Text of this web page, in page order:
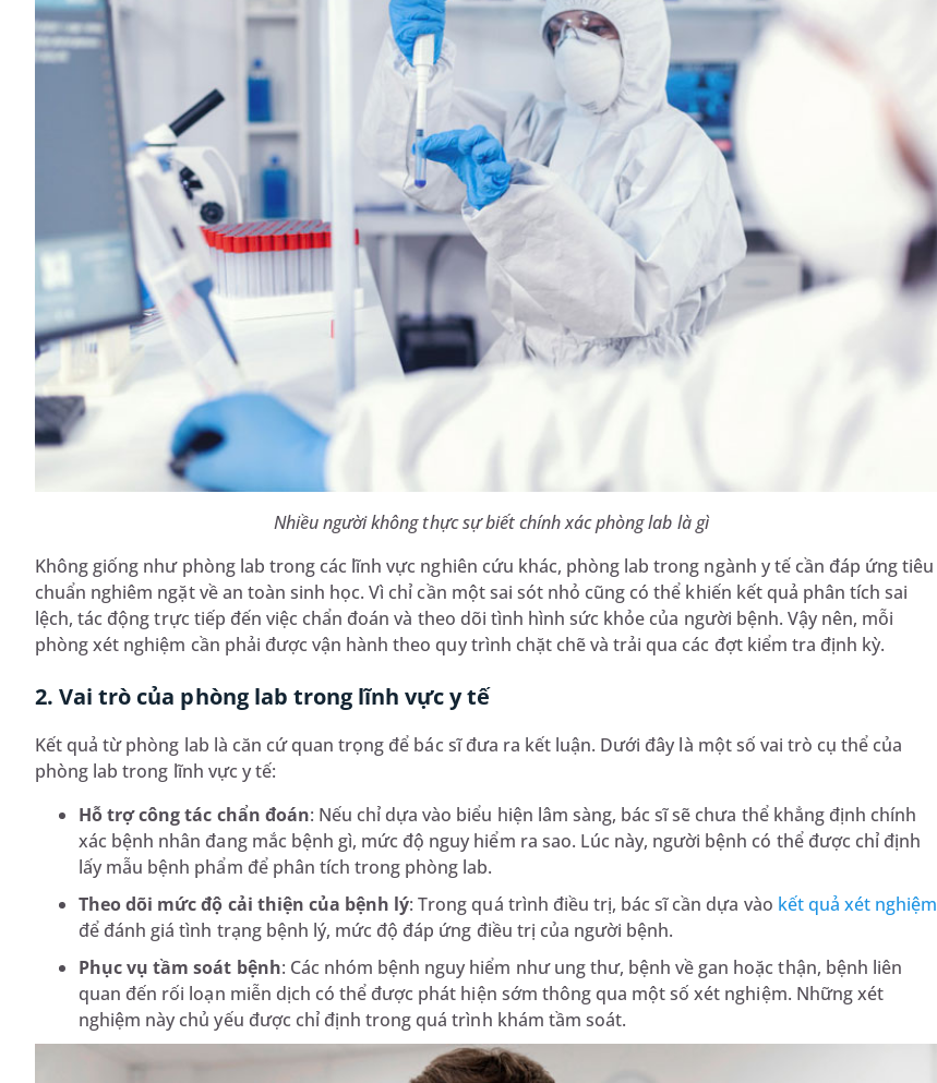
Nhiều người không thực sự biết chính xác phòng lab là gì
Không giống như phòng lab trong các lĩnh vực nghiên cứu khác, phòng lab trong ngành y tế cần đáp ứng tiêu
chuẩn nghiêm ngặt về an toàn sinh học. Vì chỉ cần một sai sót nhỏ cũng có thể khiến kết quả phân tích sai
lệch, tác động trực tiếp đến việc chẩn đoán và theo dõi tình hình sức khỏe của người bệnh. Vậy nên, mỗi
phòng xét nghiệm cần phải được vận hành theo quy trình chặt chẽ và trải qua các đợt kiểm tra định kỳ.
2. Vai trò của phòng lab trong lĩnh vực y tế
Kết quả từ phòng lab là căn cứ quan trọng để bác sĩ đưa ra kết luận. Dưới đây là một số vai trò cụ thể của
phòng lab trong lĩnh vực y tế:
Hỗ trợ công tác chẩn đoán: Nếu chỉ dựa vào biểu hiện lâm sàng, bác sĩ sẽ chưa thể khẳng định chính
xác bệnh nhân đang mắc bệnh gì, mức độ nguy hiểm ra sao. Lúc này, người bệnh có thể được chỉ định
lấy mẫu bệnh phẩm để phân tích trong phòng lab.
Theo dõi mức độ cải thiện của bệnh lý: Trong quá trình điều trị, bác sĩ cần dựa vào kết quả xét nghiệm
để đánh giá tình trạng bệnh lý, mức độ đáp ứng điều trị của người bệnh.
Phục vụ tầm soát bệnh: Các nhóm bệnh nguy hiểm như ung thư, bệnh về gan hoặc thận, bệnh liên
quan đến rối loạn miễn dịch có thể được phát hiện sớm thông qua một số xét nghiệm. Những xét
nghiệm này chủ yếu được chỉ định trong quá trình khám tầm soát.